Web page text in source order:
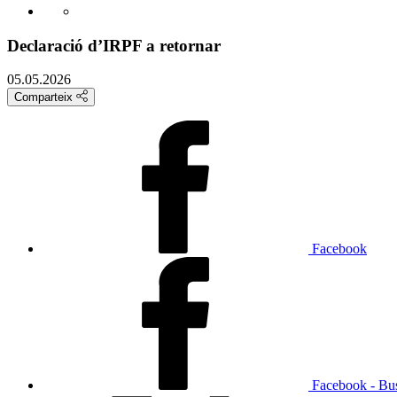
Declaració d’IRPF a retornar
05.05.2026
Comparteix
Facebook
Facebook -